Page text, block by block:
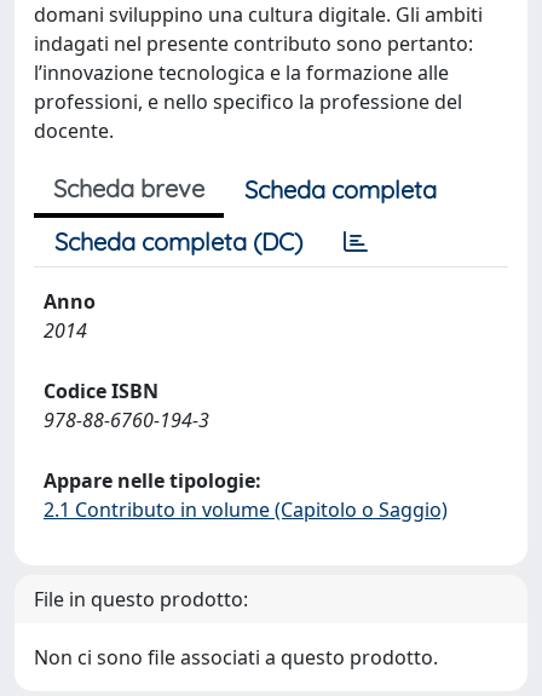
domani sviluppino una cultura digitale. Gli ambiti
indagati nel presente contributo sono pertanto:
l’innovazione tecnologica e la formazione alle
professioni, e nello specifico la professione del
docente.
Scheda breve
Scheda completa
Scheda completa (DC)
Anno
2014
Codice ISBN
978-88-6760-194-3
Appare nelle tipologie:
2.1 Contributo in volume (Capitolo o Saggio)
File in questo prodotto:
Non ci sono file associati a questo prodotto.